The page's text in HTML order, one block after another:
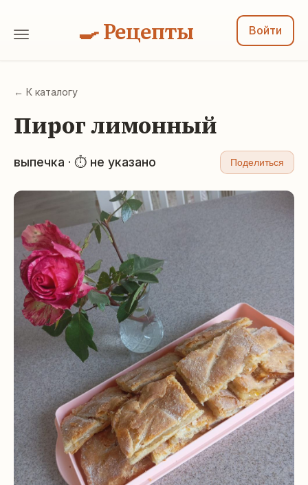
🍳 Рецепты Войти
← К каталогу
Пирог лимонный
выпечка · ⏱ не указано Поделиться